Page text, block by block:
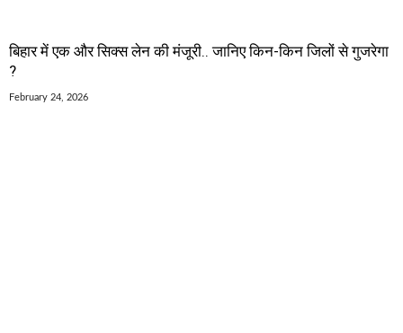
बिहार में एक और सिक्स लेन की मंजूरी.. जानिए किन-किन जिलों से गुजरेगा
?
February 24, 2026